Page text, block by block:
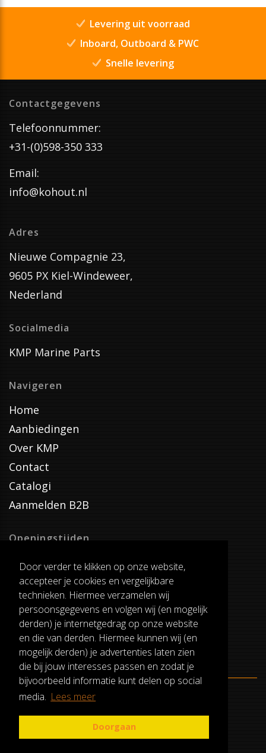
Door verder te klikken op onze website,
accepteer je cookies en vergelijkbare
technieken. Hiermee verzamelen wij
persoonsgegevens en volgen wij (en mogelijk
derden) je internetgedrag op onze website
en die van derden. Hiermee kunnen wij (en
mogelijk derden) je advertenties laten zien
die bij jouw interesses passen en zodat je
bijvoorbeeld informatie kunt delen op social
media. Lees meer
Doorgaan
Levering uit voorraad
Inboard, Outboard & PWC
Snelle levering
Contactgegevens
Telefoonnummer:
+31-(0)598-350 333
Email:
info@kohout.nl
Adres
Nieuwe Compagnie 23,
9605 PX Kiel-Windeweer,
Nederland
Socialmedia
KMP Marine Parts
Navigeren
Home
Aanbiedingen
Over KMP
Contact
Catalogi
Aanmelden B2B
Openingstijden
Dinsdag T/M Zaterdag
van 8:00-17:00
Verzenddagen
Dinsdag T/M Vrijdag
Pauze
12:30-13:00
ALGEMENE VOORWAARDEN
RUILEN EN RETOURNEREN